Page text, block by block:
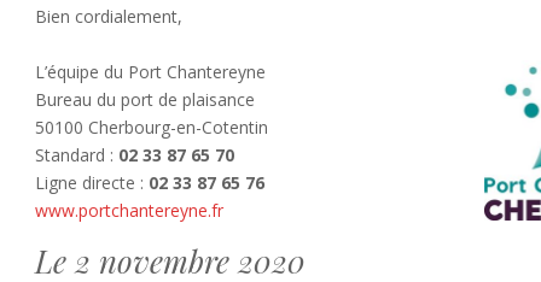
Bien cordialement,
L’équipe du Port Chantereyne
Bureau du port de plaisance
50100 Cherbourg-en-Cotentin
Standard : 02 33 87 65 70
Ligne directe : 02 33 87 65 76
www.portchantereyne.fr
Le 2 novembre 2020